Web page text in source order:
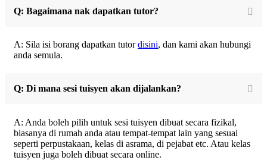
Q: Bagaimana nak dapatkan tutor?
A: Sila isi borang dapatkan tutordisini, dan kami akan hubungi
anda semula.
Q: Di mana sesi tuisyen akan dijalankan?
A: Anda boleh pilih untuk sesi tuisyen dibuat secara fizikal,
biasanya di rumah anda atau tempat-tempat lain yang sesuai
seperti perpustakaan, kelas di asrama, di pejabat etc. Atau kelas
tuisyen juga boleh dibuat secara online.